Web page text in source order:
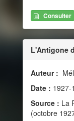
Consulter
L'Antigone
Auteur :
Date : 1927-
Source : La
(octobre